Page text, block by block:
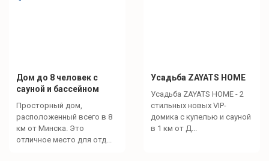
Дом до 8 человек с
сауной и бассейном
Просторный дом,
расположенный всего в 8
км от Минска. Это
отличное место для отд...
Усадьба ZAYATS HOME
Усадьба ZAYATS HOME - 2
стильных новых VIP-
домика с купелью и сауной
в 1 км от Д...